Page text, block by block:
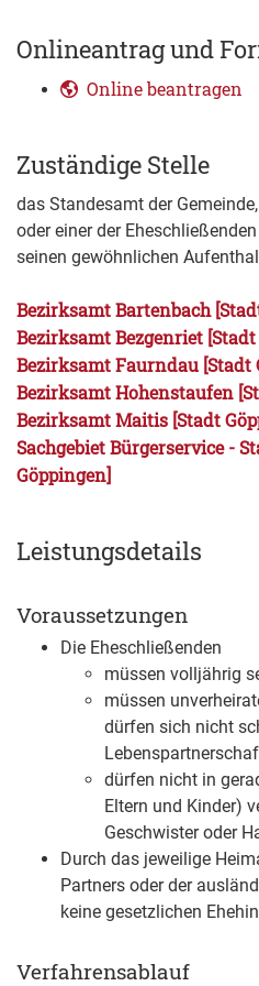
Onlineantrag und
Online beantragen
Zuständige Stelle
das Standesamt der
oder einer der
seinen gewöhnlichen
Bezirksamt Bartenbach
Bezirksamt Bezgenriet [Stadt
Bezirksamt Faurndau [Stadt
Bezirksamt Hohenstaufen
Bezirksamt Maitis [Stadt
Sachgebiet Bürgerservice -
Göppingen]
Leistungsdetails
Voraussetzungen
Die Eheschließenden
müssen volljährig
müssen
dürfen sich nicht
dürfen nicht in
Eltern und Kinder)
Geschwister oder
Durch das jeweilige
Partners oder der
keine gesetzlichen
Verfahrensablauf